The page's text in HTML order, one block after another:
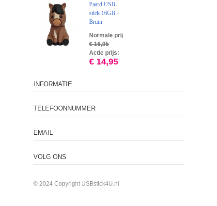
Paard USB-
stick 16GB -
Bruin
Normale prijs:
€ 16,95
Actie prijs:
€ 14,95
INFORMATIE
TELEFOONNUMMER
EMAIL
VOLG ONS
© 2024 Copyright USBstick4U.nl